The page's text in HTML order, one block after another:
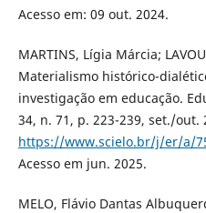
Acesso em: 09 out. 2024.
MARTINS, Lígia Márcia;
Materialismo histórico-
investigação em educação.
34, n. 71, p. 223-239, set./out.
https://www.scielo.br/j/er/a/
Acesso em jun. 2025.
MELO, Flávio Dantas